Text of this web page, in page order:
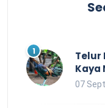
Telur
Kaya
07